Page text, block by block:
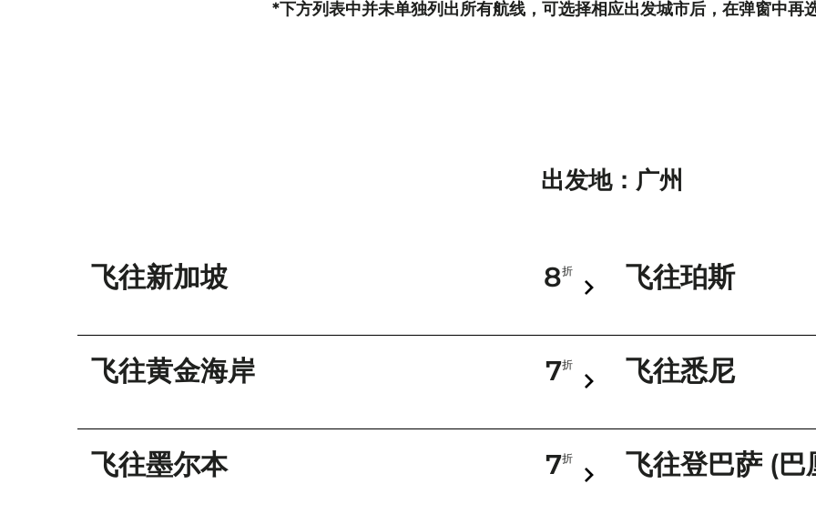
*下方列表中并未单独列出所有航线，可选择相应出发城市后，在弹窗中再
出发地：广州
飞往新加坡 8折 飞往珀斯
飞往黄金海岸 7折 飞往悉尼
飞往墨尔本 7折 飞往登巴萨 (巴